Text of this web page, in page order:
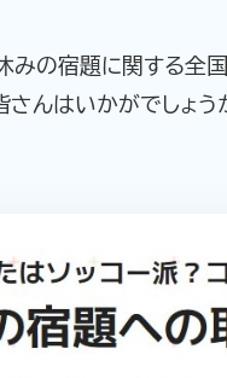
みの宿題に関する全
んはいかがでしょう